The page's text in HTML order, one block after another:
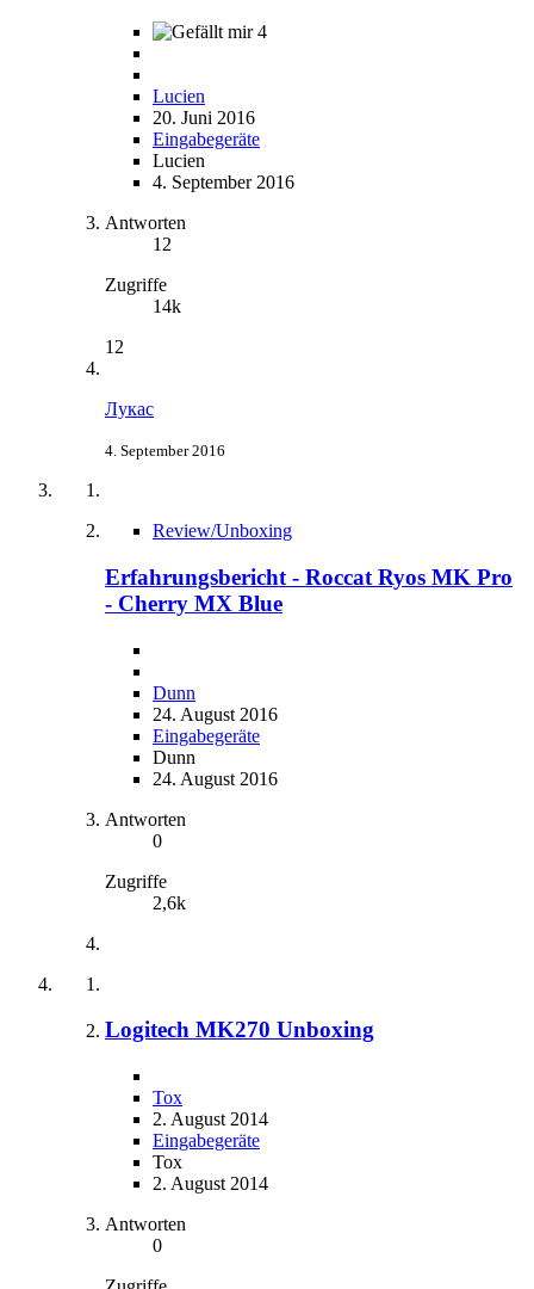
4
Lucien
20. Juni 2016
Eingabegeräte
Lucien
4. September 2016
Antworten
12
Zugriffe
14k
12
Лукас
4. September 2016
Review/Unboxing
Erfahrungsbericht - Roccat Ryos MK Pro
- Cherry MX Blue
Dunn
24. August 2016
Eingabegeräte
Dunn
24. August 2016
Antworten
0
Zugriffe
2,6k
Logitech MK270 Unboxing
Tox
2. August 2014
Eingabegeräte
Tox
2. August 2014
Antworten
0